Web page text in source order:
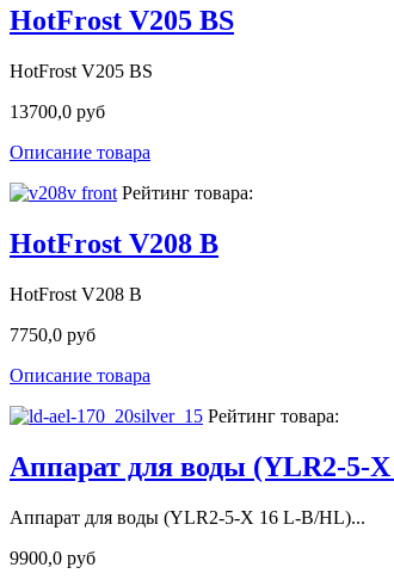
HotFrost V205 BS
HotFrost V205 BS
13700,0 руб
Описание товара
Рейтинг товара:
HotFrost V208 B
HotFrost V208 B
7750,0 руб
Описание товара
Рейтинг товара:
Аппарат для воды (YLR2-5-
Аппарат для воды (YLR2-5-X 16 L-B/HL)...
9900,0 руб